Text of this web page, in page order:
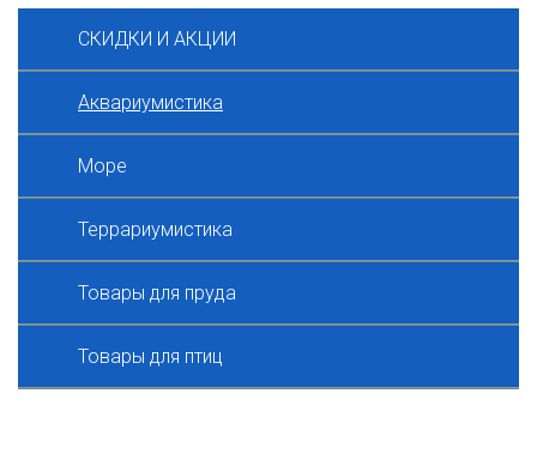
СКИДКИ И АКЦИИ
Аквариумистика
Море
Террариумистика
Товары для пруда
Товары для птиц